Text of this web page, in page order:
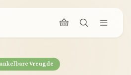
Vreugde